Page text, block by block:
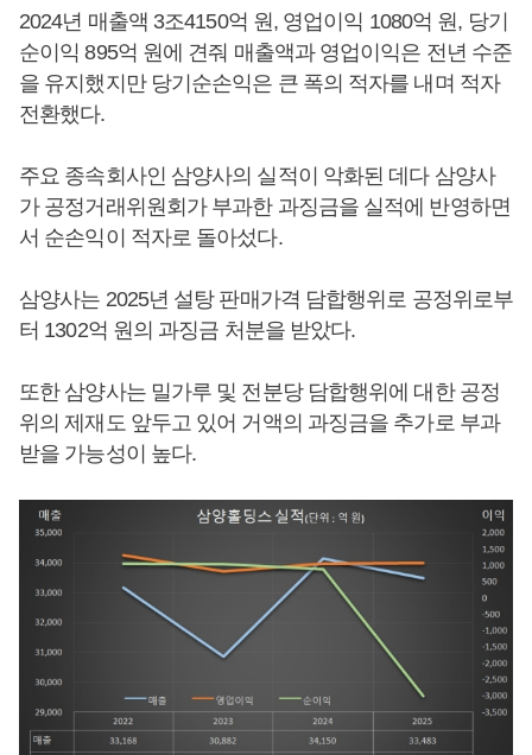
2024년 매출액 3조4150억 원, 영업이익 1080억 원, 당기
순이익 895억 원에 견줘 매출액과 영업이익은 전년 수준
을 유지했지만 당기순손익은 큰 폭의 적자를 내며 적자
전환했다.
주요 종속회사인 삼양사의 실적이 악화된 데다 삼양사
가 공정거래위원회가 부과한 과징금을 실적에 반영하면
서 순손익이 적자로 돌아섰다.
삼양사는 2025년 설탕 판매가격 담합행위로 공정위로부
터 1302억 원의 과징금 처분을 받았다.
또한 삼양사는 밀가루 및 전분당 담합행위에 대한 공정
위의 제재도 앞두고 있어 거액의 과징금을 추가로 부과
받을 가능성이 높다.